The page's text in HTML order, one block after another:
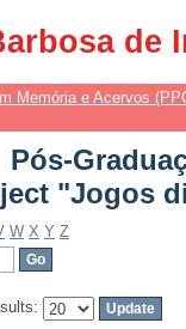
de
Memória e Acervos
"Jogos
W X Y Z